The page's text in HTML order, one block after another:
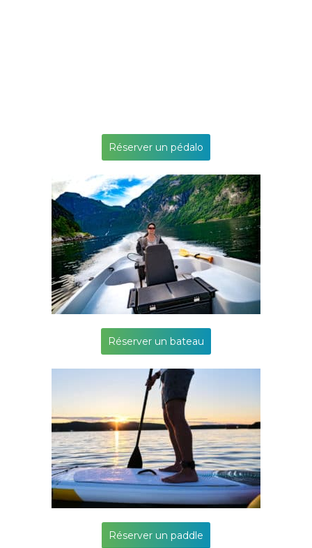
Réserver un pédalo
Réserver un bateau
Réserver un paddle